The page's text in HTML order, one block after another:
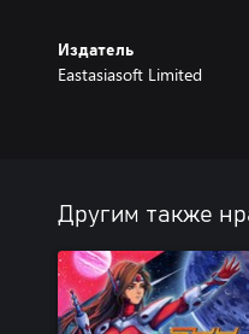
Издатель
Eastasiasoft Limited
Другим также